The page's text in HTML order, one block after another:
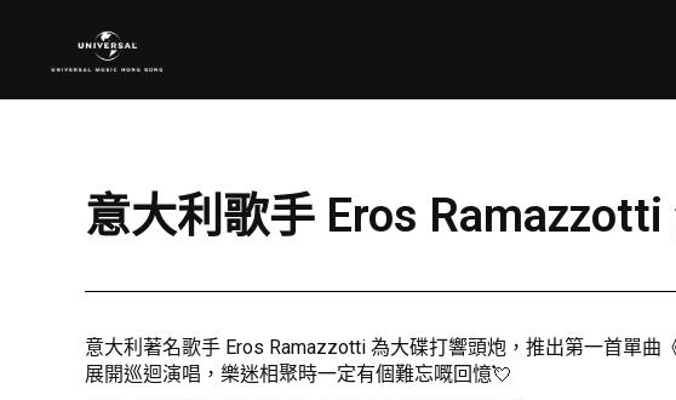
意大利歌手 Eros
意大利著名歌手 Eros Ramazzotti 為大碟打響頭炮，推出第一首單
展開巡迴演唱，樂迷相聚時一定有個難忘嘅回憶💘